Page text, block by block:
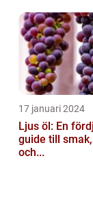
17 januari 2024
Ljus öl: En
guide till
och...